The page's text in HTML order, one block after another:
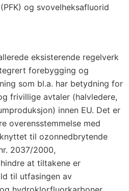
og svovelheksafluorid
eksisterende regelverk
forebygging og
som bl.a. har betydning for
frivillige avtaler (halvledere,
innen EU. Det er
overensstemmelse med
til ozonnedbrytende
2037/2000,
at tiltakene er
til utfasingen av